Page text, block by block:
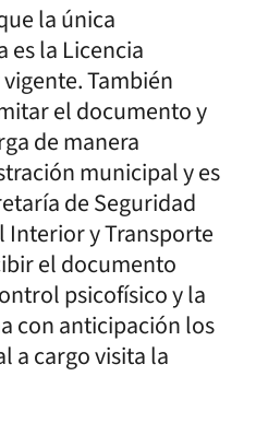
la única
la Licencia
También
el documento y
de manera
municipal y es
de Seguridad
Interior y Transporte
el documento
psicofísico y la
con anticipación los
a cargo visita la